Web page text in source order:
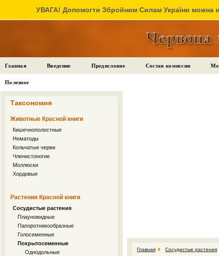
УВАГА! Допомогти Збройним Силам України можна
Главная Введение Предисловие Состав комиссии
Полезное
Таксономия
Животные Красной книги
Кишечнополостные
Нематоды
Кольчатые черви
Членистоногие
Моллюски
Хордовые
Растения Красной книги
Сосудистые растения
Плауновидные
Папоротникообразные
Голосеменные
Покрытосеменные
Однодольные
Главная Сосудистые растения